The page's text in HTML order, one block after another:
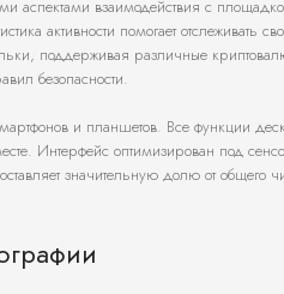
аспектами взаимодействия с
активности помогает отслеживать
поддерживая различные
безопасности.
и планшетов. Все функции
Интерфейс оптимизирован под
значительную долю от общего